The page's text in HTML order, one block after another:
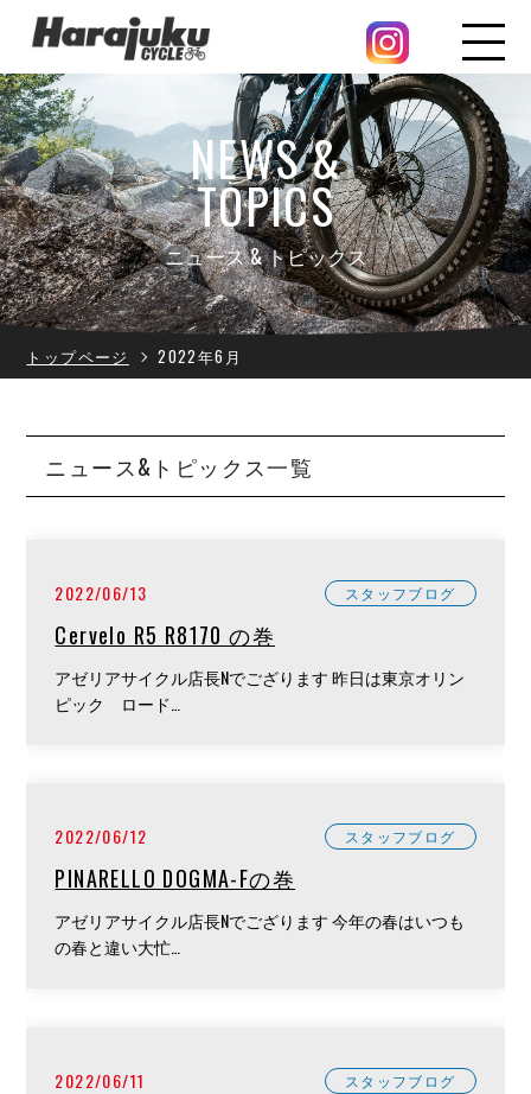
NEWS &
TOPICS
ニュース & トピックス
トップページ 2022年6月
ニュース&トピックス一覧
2022/06/13 スタッフブログ
Cervelo R5 R8170 の巻
アゼリアサイクル店長Nでござります 昨日は東京オリン
ピック ロード…
2022/06/12 スタッフブログ
PINARELLO DOGMA-Fの巻
アゼリアサイクル店長Nでござります 今年の春はいつも
の春と違い大忙…
2022/06/11 スタッフブログ